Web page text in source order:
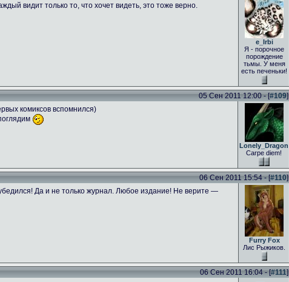
видит только то, что хочет видеть, это тоже верно.
e_Irbi
Я - порочное
порождение
тьмы. У меня
есть печеньки!
05 Сен 2011 12:00 - [#109]
комиксов вспомнился)
Lonely_Dragon
Carpe diem!
06 Сен 2011 15:54 - [#110]
Да и не только журнал. Любое издание! Не верите —
Furry Fox
Лис Рыжиков.
06 Сен 2011 16:04 - [#111]